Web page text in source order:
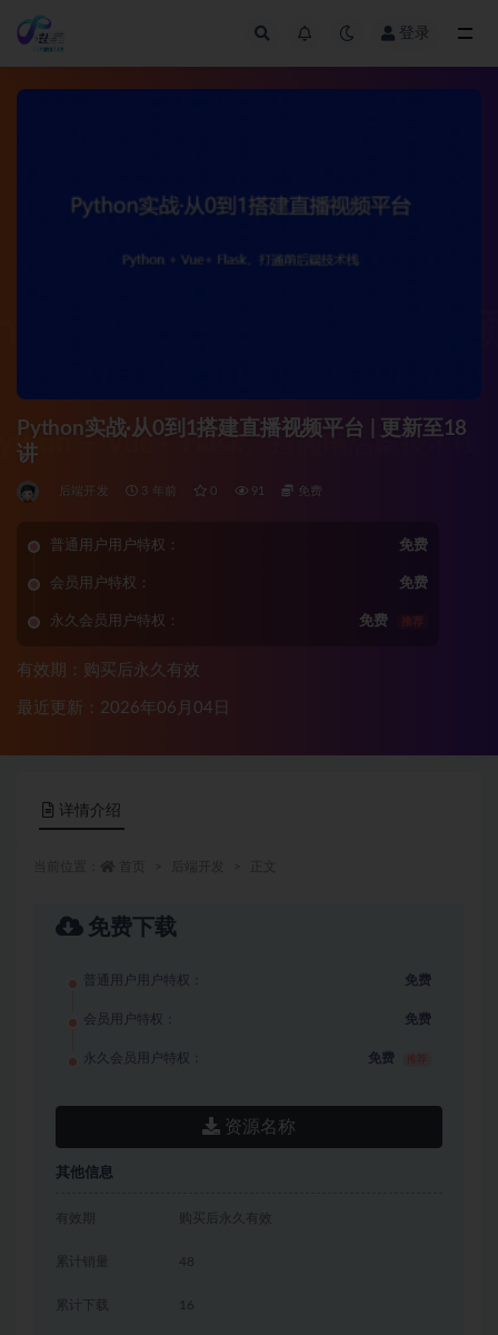
登录
Python实战·从0到1搭建直播视频平台 | 更新至18
讲
后端开发 3 年前 0 91 免费
普通用户用户特权： 免费
会员用户特权： 免费
永久会员用户特权： 免费 推荐
有效期：购买后永久有效
最近更新：2026年06月04日
详情介绍
免费下载
普通用户用户特权： 免费
会员用户特权： 免费
永久会员用户特权： 免费
资源名称
其他信息
有效期 购买后永久有效
累计销量 48
累计下载 16